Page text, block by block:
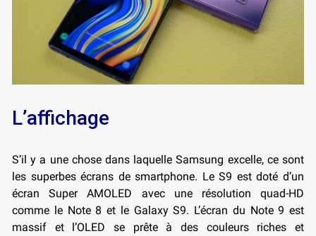
L’affichage
S’il y a une chose dans laquelle Samsung excelle, ce sont
les superbes écrans de smartphone. Le S9 est doté d’un
écran Super AMOLED avec une résolution quad-HD
comme le Note 8 et le Galaxy S9. L’écran du Note 9 est
massif et l’OLED se prête à des couleurs riches et